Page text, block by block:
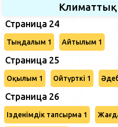
Климаттық
Страница 24
Тыңдалым 1 Айтылым 1
Страница 25
Оқылым 1 Ойтүрткі 1
Страница 26
Ізденімдік тапсырма 1